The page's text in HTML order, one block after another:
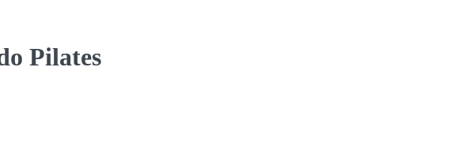
Pilates